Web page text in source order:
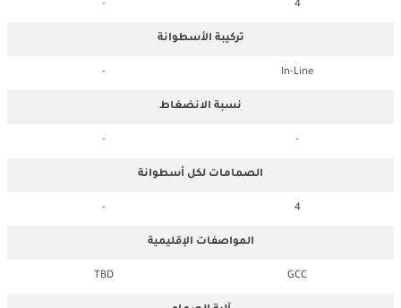
4
-
تركيبة الأسطوانة
In-Line
-
نسبة الانضغاط
-
-
الصمامات لكل أسطوانة
4
-
المواصفات الإقليمية
GCC
TBD